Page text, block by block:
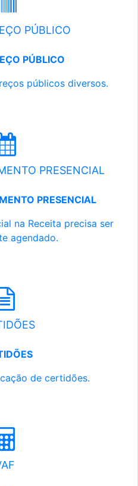
PÚBLICO
PÚBLICO
públicos diversos.
PRESENCIAL
PRESENCIAL
na Receita precisa ser
agendado.
de certidões.